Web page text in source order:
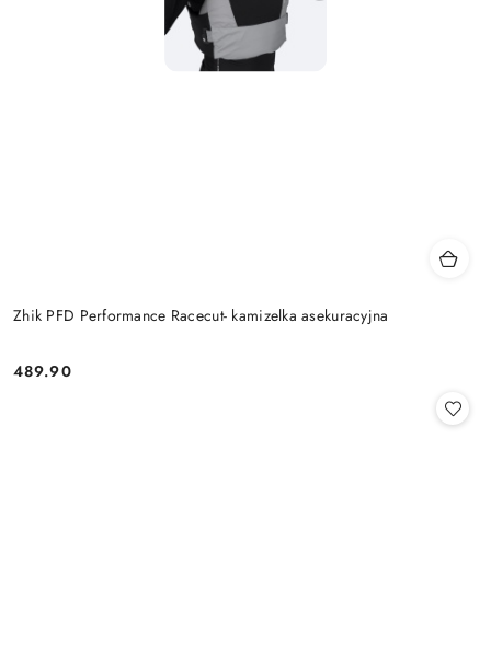
Zhik PFD Performance Racecut- kamizelka asekuracyjna
Cena:
489.90